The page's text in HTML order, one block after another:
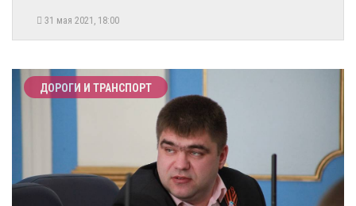
31 мая 2021, 18:00
ДОРОГИ И ТРАНСПОРТ